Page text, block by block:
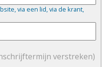
via een lid, via de krant,
verstreken)